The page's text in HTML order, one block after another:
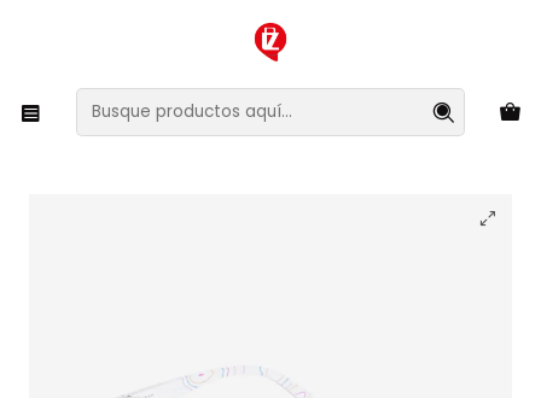
XMAS SALE ¡Compra antes de que la oferta termine!
Lentes y Accesorios Lentes de Sol
Lentes de Sol Polarizado Hawkers Warwick Kids
HWAK24TLCP